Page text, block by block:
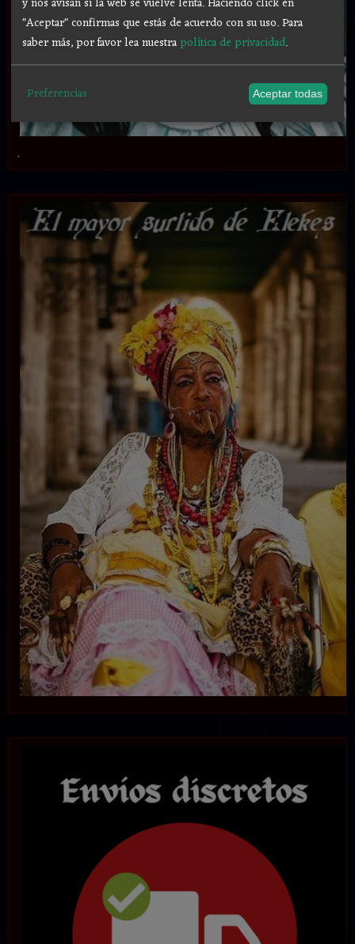
.
"Aceptar" confirmas que estás de acuerdo con su uso.Para
saber más, por favor lea nuestrapolítica de privacidad.
Preferencias Aceptar todas